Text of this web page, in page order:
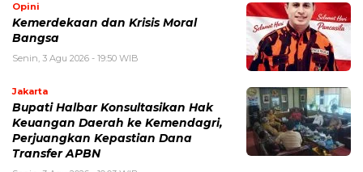
Opini
Kemerdekaan dan Krisis Moral
Bangsa
Senin, 3 Agu 2026 - 19:50 WIB
Jakarta
Bupati Halbar Konsultasikan Hak
Keuangan Daerah ke Kemendagri,
Perjuangkan Kepastian Dana
Transfer APBN